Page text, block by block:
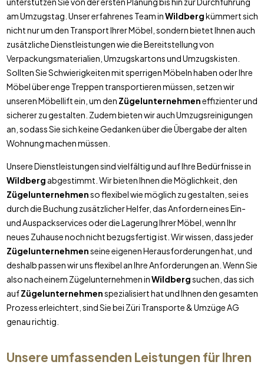
am Umzugstag. Unser erfahrenes Team inWildbergkümmert sich
nicht nur um den Transport Ihrer Möbel, sondern bietet Ihnen auch
zusätzliche Dienstleistungen wie die Bereitstellung von
Verpackungsmaterialien, Umzugskartons und Umzugskisten.
Sollten Sie Schwierigkeiten mit sperrigen Möbeln haben oder Ihre
Möbel über enge Treppen transportieren müssen, setzen wir
unseren Möbellift ein, um den Zügelunternehmeneffizienter und
sicherer zu gestalten. Zudem bieten wir auch Umzugsreinigungen
an, sodass Sie sich keine Gedanken über die Übergabe der alten
Wohnung machen müssen.
Unsere Dienstleistungen sind vielfältig und auf Ihre Bedürfnisse in
Wildberg abgestimmt. Wir bieten Ihnen die Möglichkeit, den
Zügelunternehmenso flexibel wie möglich zu gestalten, sei es
durch die Buchung zusätzlicher Helfer, das Anfordern eines Ein-
und Auspackservices oder die Lagerung Ihrer Möbel, wenn Ihr
neues Zuhause noch nicht bezugsfertig ist. Wir wissen, dass jeder
Zügelunternehmenseine eigenen Herausforderungen hat, und
deshalb passen wir uns flexibel an Ihre Anforderungen an. Wenn Sie
also nach einem Zügelunternehmen inWildbergsuchen, das sich
aufZügelunternehmenspezialisiert hat und Ihnen den gesamten
Prozess erleichtert, sind Sie bei Züri Transporte & Umzüge AG
genau richtig.
Unsere umfassenden Leistungen für Ihren